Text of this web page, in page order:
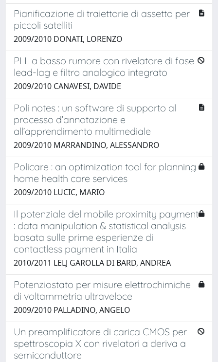
Pianificazione di traiettorie di assetto per
piccoli satelliti
2009/2010 DONATI, LORENZO
PLL a basso rumore con rivelatore di fase
lead-lag e filtro analogico integrato
2009/2010 CANAVESI, DAVIDE
Poli notes : un software di supporto al
processo d’annotazione e
all’apprendimento multimediale
2009/2010 MARRANDINO, ALESSANDRO
Policare : an optimization tool for planning
home health care services
2009/2010 LUCIC, MARIO
Il potenziale del mobile proximity payment
: data manipulation & statistical analysis
basata sulle prime esperienze di
contactless payment in Italia
2010/2011 LELJ GAROLLA DI BARD, ANDREA
Potenziostato per misure elettrochimiche
di voltammetria ultraveloce
2009/2010 PALLADINO, ANGELO
Un preamplificatore di carica CMOS per
spettroscopia X con rivelatori a deriva a
semiconduttore